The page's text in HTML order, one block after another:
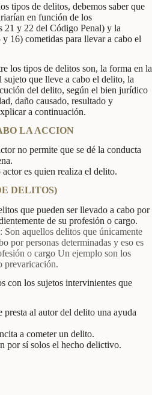
tipos de delitos, debemos saber que
en función de los
21 y 22 del Código Penal) y la
16) cometidas para llevar a cabo el
los tipos de delitos son, la forma en la
sujeto que lleve a cabo el delito, la
del delito, según el bien jurídico
daño causado, resultado y
a continuación.
LA ACCION
no permite que se dé la conducta
actor es quien realiza el delito.
DELITOS)
que pueden ser llevado a cabo por
de su profesión o cargo.
: Son aquellos delitos que únicamente
por personas determinadas y eso es
o cargo Un ejemplo son los
prevaricación.
con los sujetos intervinientes que
presta al autor del delito una ayuda
a cometer un delito.
por sí solos el hecho delictivo.